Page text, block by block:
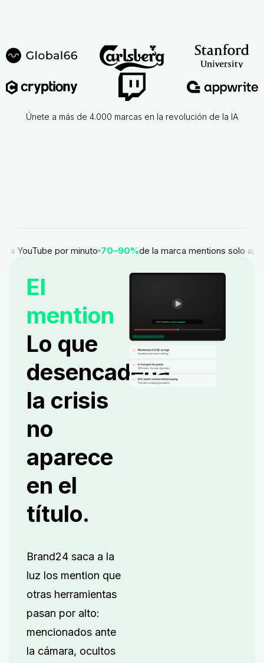
Únete a más de 4.000 marcas en la revolución de la IA
YouTube por minuto 70–90%de la marca mentions solo
El
mention
Lo que
desencadena
la crisis
no
aparece
en el
título.
Brand24 saca a la
luz los mention que
otras herramientas
pasan por alto:
mencionados ante
la cámara, ocultos